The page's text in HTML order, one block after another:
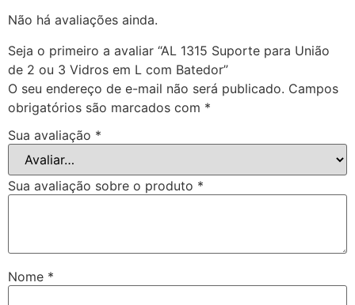
quantidade
Não há avaliações ainda.
Seja o primeiro a avaliar “AL 1315 Suporte para União
de 2 ou 3 Vidros em L com Batedor”
O seu endereço de e-mail não será publicado. Campos
obrigatórios são marcados com *
Sua avaliação *
Sua avaliação sobre o produto *
Nome *